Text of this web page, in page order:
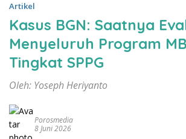
Artikel
Kasus BGN: Saatnya
Menyeluruh Program
Tingkat SPPG
Oleh: Yoseph Heriyanto
Porosmedia
8 Juni 2026